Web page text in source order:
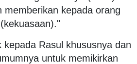
memberikan kepada orang
kepada Rasul khususnya dan
untuk memikirkan